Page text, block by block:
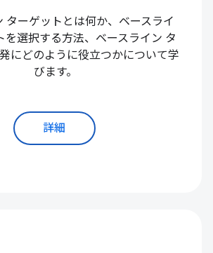
ターゲットとは何か、ベースライ
を選択する方法、ベースライン タ
にどのように役立つかについて学
びます。
詳細